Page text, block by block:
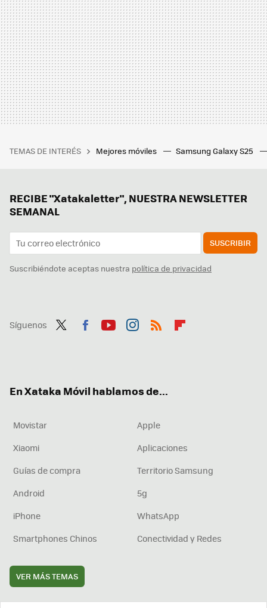
TEMAS DE INTERÉS Mejores móviles Samsung Galaxy S25
RECIBE "Xatakaletter", NUESTRA NEWSLETTER
SEMANAL
SUSCRIBIR
Suscribiéndote aceptas nuestra política de privacidad
Síguenos
En Xataka Móvil hablamos de...
Movistar
Apple
Xiaomi
Aplicaciones
Guías de compra
Territorio Samsung
Android
5g
iPhone
WhatsApp
Smartphones Chinos
Conectividad y Redes
VER MÁS TEMAS